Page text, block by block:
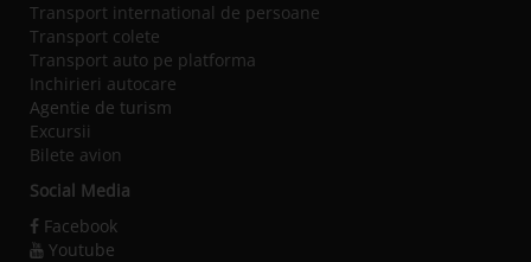
Transport international de persoane
Transport colete
Transport auto pe platforma
Inchirieri autocare
Agentie de turism
Excursii
Bilete avion
Social Media
Facebook
Youtube